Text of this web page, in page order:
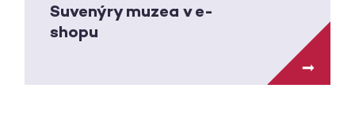
Suvenýry muzea v e-
shopu